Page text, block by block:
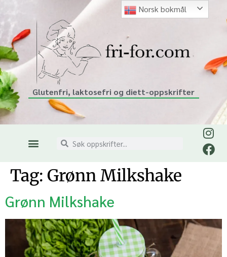
Glutenfri, laktosefri og diett-oppskrifter
Tag: Grønn Milkshake
Grønn Milkshake
Norsk bokmål